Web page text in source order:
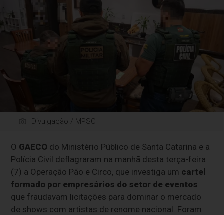
Divulgação / MPSC
O GAECO do Ministério Público de Santa Catarina e a
Polícia Civil deflagraram na manhã desta terça-feira
(7) a Operação Pão e Circo, que investiga um cartel
formado por empresários do setor de eventos
que fraudavam licitações para dominar o mercado
de shows com artistas de renome nacional. Foram